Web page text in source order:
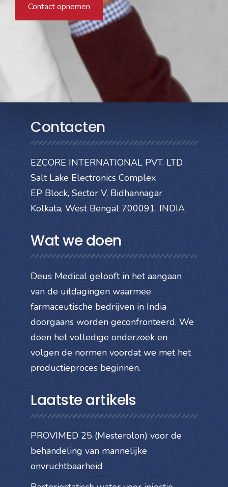
Contact opnemen
Contacten
EZCORE INTERNATIONAL PVT. LTD.
Salt Lake Electronics Complex
EP Block, Sector V, Bidhannagar
Kolkata, West Bengal 700091, INDIA
Wat we doen
Deus Medical gelooft in het aangaan
van de uitdagingen waarmee
farmaceutische bedrijven in India
doorgaans worden geconfronteerd. We
doen het volledige onderzoek en
volgen de normen voordat we met het
productieproces beginnen.
Laatste artikels
PROVIMED 25 (Mesterolon) voor de
behandeling van mannelijke
onvruchtbaarheid